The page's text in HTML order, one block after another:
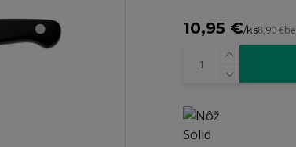
10,95 €/ks8,90 €